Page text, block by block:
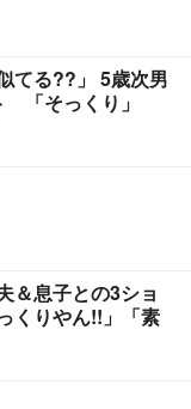
てる??」 5歳次男
「そっくり」
＆息子との3ショ
くりやん!!」「素